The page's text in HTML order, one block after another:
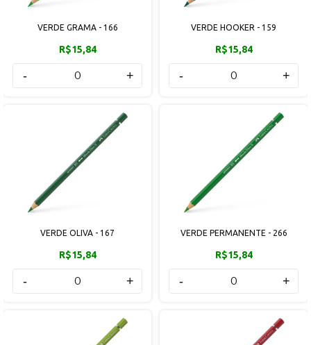
VERDE GRAMA - 166
R$15,84
- +
VERDE HOOKER - 159
R$15,84
- +
VERDE OLIVA - 167
R$15,84
- +
VERDE PERMANENTE - 266
R$15,84
- +